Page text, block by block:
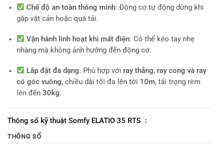
Chế độ an toàn thông minh: Động cơ tự động dừng khi
gặp vật cản hoặc quá tải.
Vận hành linh hoạt khi mất điện: Có thể kéo tay nhẹ
nhàng mà không ảnh hưởng đến động cơ.
Lắp đặt đa dạng: Phù hợp với ray thẳng, ray cong và ray
có góc vuông, chiều dài tối đa lên tới 10m, tải trọng rèm
lên đến 30kg.
Thông số kỹ thuật Somfy ELATIO 35 RTS :
THÔNG SỐ